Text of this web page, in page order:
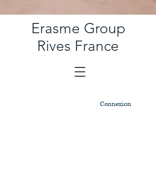
Connexion
Erasme Group
Rives France